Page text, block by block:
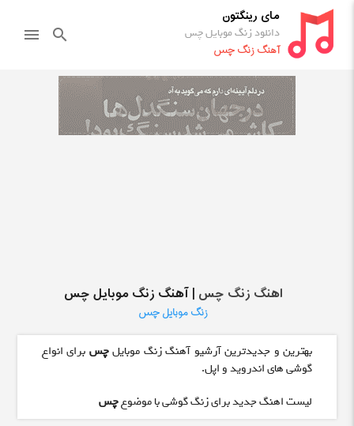
مای رینگتون
دانلود زنگ موبایل چس
آهنگ زنگ چس
search
menu
اهنگ زنگ چس | آهنگ زنگ موبایل چس
زنگ موبایل چس
بهترین و جدیدترین آرشیو آهنگ زنگ موبایلچس برای انواع
گوشی های اندروید و اپل.
لیست اهنگ جدید برای زنگ گوشی با موضوعچس